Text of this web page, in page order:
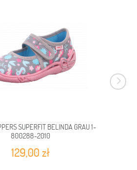
SUPERFIT BELINDA GRAU 1-
800288-2010
129,00 zł